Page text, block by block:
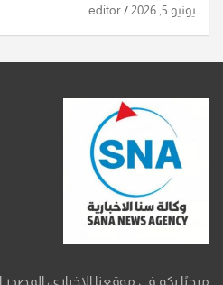
يونيو 5, 2026 editor
مرحبًا بكم في موقعنا الإخباري، المصدر